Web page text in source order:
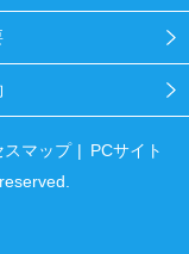
スマップ
PCサイト